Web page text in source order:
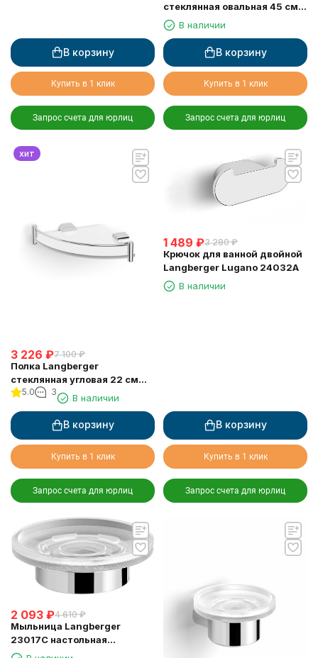
В корзину
Купить в 1 клик
Запрос счета для юрлиц
стеклянная овальная 45 см
24051GВ наличии
В корзину
Купить в 1 клик
Запрос счета для юрлиц
хит
3 226 ₽7 100 ₽
Полка Langberger
стеклянная угловая 22 см
24051D
5.0 3
В наличии
В корзину
Купить в 1 клик
Запрос счета для юрлиц
1 489 ₽3 280 ₽
Крючок для ванной двойной
Langberger Lugano 24032A
В наличии
В корзину
Купить в 1 клик
Запрос счета для юрлиц
2 093 ₽4 610 ₽
Мыльница Langberger
23017C настольная
стеклянная матовая круглая